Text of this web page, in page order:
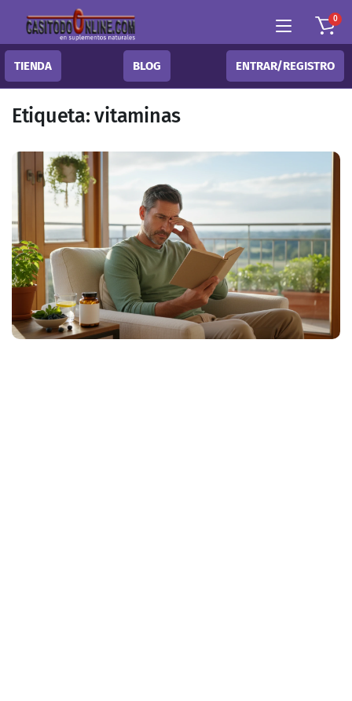
0
TIENDA BLOG ENTRAR/REGISTRO
Etiqueta:vitaminas